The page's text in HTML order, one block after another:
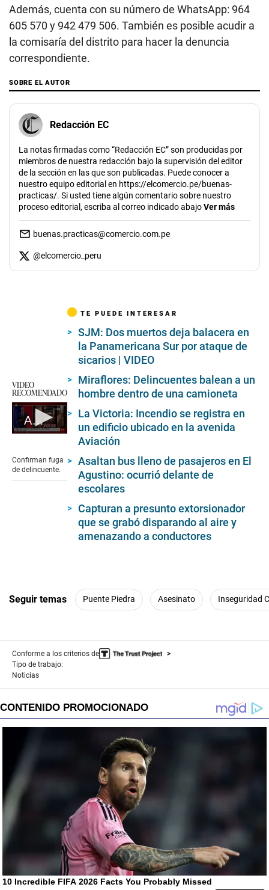
Además, cuenta con su número de WhatsApp: 964
605 570 y 942 479 506. También es posible acudir a
la comisaría del distrito para hacer la denuncia
correspondiente.
SOBRE EL AUTOR
Redacción EC
La notas firmadas como “Redacción EC” son producidas por
miembros de nuestra redacción bajo la supervisión del editor
de la sección en las que son publicadas. Puede conocer a
nuestro equipo editorial en https://elcomercio.pe/buenas-
practicas/. Si usted tiene algún comentario sobre nuestro
proceso editorial, escriba al correo indicado abajoVer más
buenas.practicas@comercio.com.pe
@elcomercio_peru
VIDEO
RECOMENDADO
Alias 'El Monstruo' fuga del país
of
35
Confirman fuga
de delincuente.
TE PUEDE INTERESAR
SJM: Dos muertos deja balacera en
la Panamericana Sur por ataque de
sicarios | VIDEO
Miraflores: Delincuentes balean a un
hombre dentro de una camioneta
La Victoria: Incendio se registra en
un edificio ubicado en la avenida
Aviación
Asaltan bus lleno de pasajeros en El
Agustino: ocurrió delante de
escolares
Capturan a presunto extorsionador
que se grabó disparando al aire y
amenazando a conductores
Seguir temas Puente Piedra Asesinato Inseguridad
Conforme a los criterios de
Tipo de trabajo:
Noticias